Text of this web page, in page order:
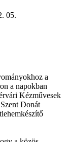
05.
a
a napokban
Kézművesek
Donát